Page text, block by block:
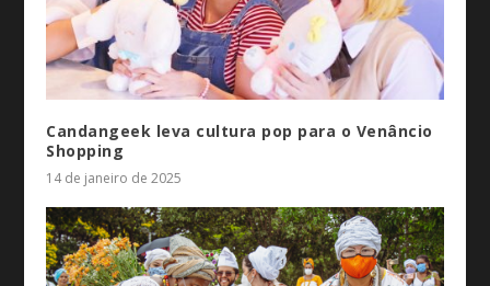
Candangeek leva cultura pop para o Venâncio
Shopping
14 de janeiro de 2025